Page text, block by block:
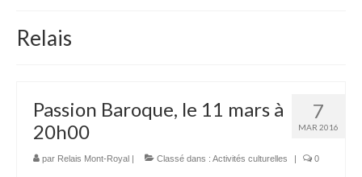
Nous contacter
Relais
7
MAR 2016
Passion Baroque, le 11 mars à
20h00
par Relais Mont-Royal | Classé dans : Activités culturelles | 0